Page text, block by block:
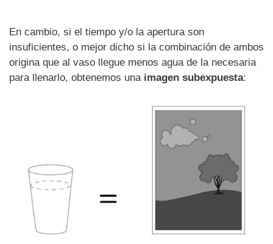
En cambio, si el tiempo y/o la apertura son
insuficientes, o mejor dicho si la combinación de ambos
origina que al vaso llegue menos agua de la necesaria
para llenarlo, obtenemos una imagen subexpuesta: